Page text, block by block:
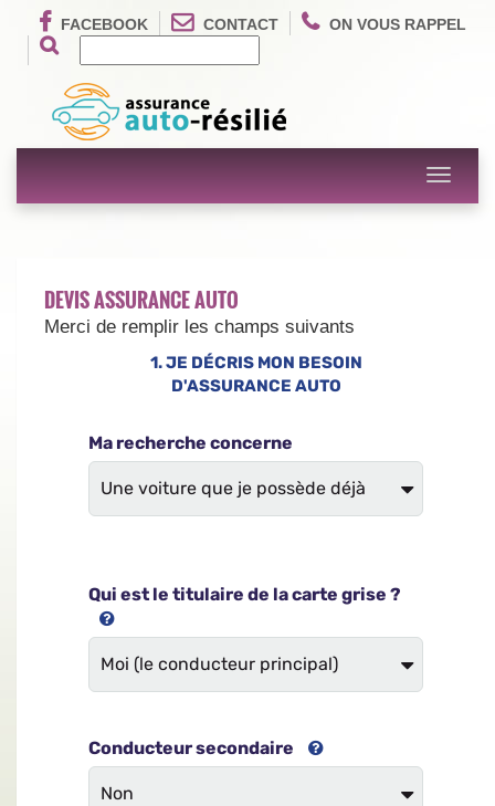
FACEBOOK CONTACT ON VOUS RAPPEL
Toggle
DEVIS ASSURANCE AUTO
Merci de remplir les champs suivants